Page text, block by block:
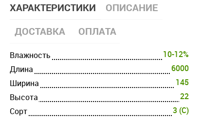
ХАРАКТЕРИСТИКИ
ОПИСАНИЕ
ДОСТАВКА
ОПЛАТА
Влажность
10-12%
Длина
6000
Ширина
145
Высота
22
Cорт
3 (C)